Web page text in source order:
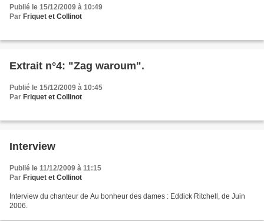
Publié le 15/12/2009 à 10:49
Par Friquet et Collinot
Extrait n°4: "Zag waroum".
Publié le 15/12/2009 à 10:45
Par Friquet et Collinot
Interview
Publié le 11/12/2009 à 11:15
Par Friquet et Collinot
Interview du chanteur de Au bonheur des dames : Eddick Ritchell, de Juin
2006.